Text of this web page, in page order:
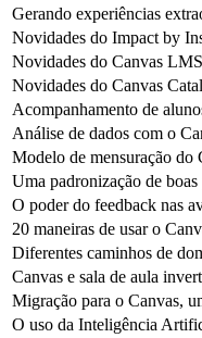
Gerando experiências
Novidades do Impact by
Novidades do Canvas
Novidades do Canvas
Acompanhamento de
Análise de dados com o
Modelo de mensuração
Uma padronização de
O poder do feedback nas
20 maneiras de usar o
Diferentes caminhos de
Canvas e sala de aula
Migração para o Canvas,
O uso da Inteligência